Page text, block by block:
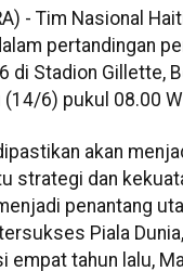
- Tim Nasional
pertandingan
di Stadion Gillette,
(14/6) pukul 08.00
akan
strategi dan
penantang
Piala
empat tahun lalu,